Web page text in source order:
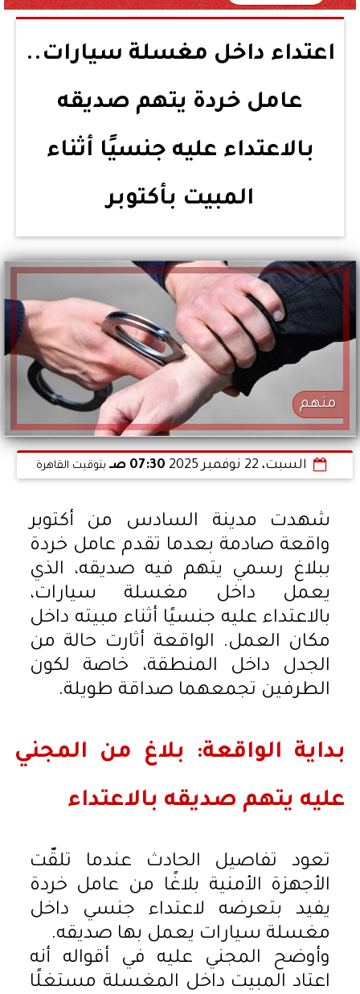
اعتداء داخل مغسلة سيارات..
عامل خردة يتهم صديقه
بالاعتداء عليه جنسيًا أثناء
المبيت بأكتوبر
متهم
السبت، 22 نوفمبر 2025 07:30 صـ بتوقيت القاهرة
شهدت مدينة السادس من أكتوبر
واقعة صادمة بعدما تقدم عامل خردة
ببلاغ رسمي يتهم فيه صديقه، الذي
يعمل داخل مغسلة سيارات،
بالاعتداء عليه جنسيًا أثناء مبيته داخل
مكان العمل. الواقعة أثارت حالة من
الجدل داخل المنطقة، خاصة لكون
الطرفين تجمعهما صداقة طويلة.
بداية الواقعة: بلاغ من المجني
عليه يتهم صديقه بالاعتداء
تعود تفاصيل الحادث عندما تلقّت
الأجهزة الأمنية بلاغًا من عامل خردة
يفيد بتعرضه لاعتداء جنسي داخل
مغسلة سيارات يعمل بها صديقه.
وأوضح المجني عليه في أقواله أنه
اعتاد المبيت داخل المغسلة مستغلًا